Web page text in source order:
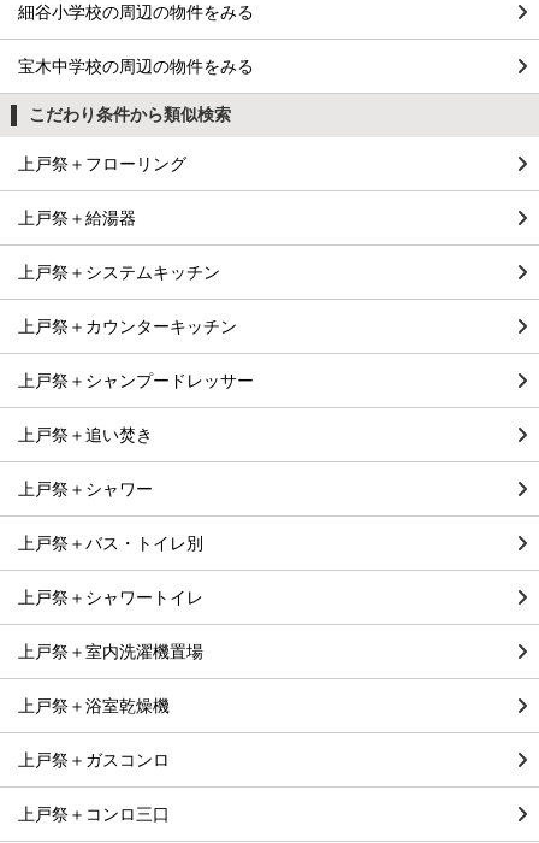
細谷小学校の周辺の物件をみる
宝木中学校の周辺の物件をみる
こだわり条件から類似検索
上戸祭＋フローリング
上戸祭＋給湯器
上戸祭＋システムキッチン
上戸祭＋カウンターキッチン
上戸祭＋シャンプードレッサー
上戸祭＋追い焚き
上戸祭＋シャワー
上戸祭＋バス・トイレ別
上戸祭＋シャワートイレ
上戸祭＋室内洗濯機置場
上戸祭＋浴室乾燥機
上戸祭＋ガスコンロ
上戸祭＋コンロ三口